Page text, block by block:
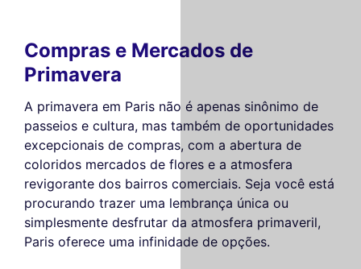
Compras e Mercados de
Primavera
A primavera em Paris não é apenas sinônimo de
passeios e cultura, mas também de oportunidades
excepcionais de compras, com a abertura de
coloridos mercados de flores e a atmosfera
revigorante dos bairros comerciais. Seja você está
procurando trazer uma lembrança única ou
simplesmente desfrutar da atmosfera primaveril,
Paris oferece uma infinidade de opções.